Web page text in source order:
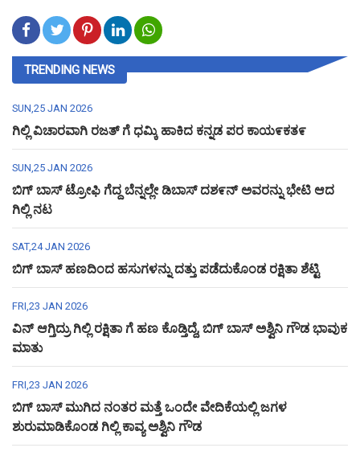
TRENDING NEWS
SUN,25 JAN 2026
ಗಿಲ್ಲಿ ವಿಚಾರವಾಗಿ ರಜತ್ ಗೆ ಧಮ್ಕಿ ಹಾಕಿದ ಕನ್ನಡ ಪರ ಕಾಯ೯ಕತ೯
SUN,25 JAN 2026
ಬಿಗ್ ಬಾಸ್ ಟ್ರೋಫಿ ಗೆದ್ದ ಬೆನ್ನಲ್ಲೇ ಡಿಬಾಸ್ ದಶ೯ನ್ ಅವರನ್ನು ಭೇಟಿ ಆದ
ಗಿಲ್ಲಿ ನಟ
SAT,24 JAN 2026
ಬಿಗ್ ಬಾಸ್ ಹಣದಿಂದ ಹಸುಗಳನ್ನು ದತ್ತು ಪಡೆದುಕೊಂಡ ರಕ್ಷಿತಾ ಶೆಟ್ಟಿ
FRI,23 JAN 2026
ವಿನ್ ಆಗ್ತಿದ್ರು ಗಿಲ್ಲಿ ರಕ್ಷಿತಾ ಗೆ ಹಣ ಕೊಡ್ತಿದ್ದೆ, ಬಿಗ್ ಬಾಸ್ ಅಶ್ವಿನಿ ಗೌಡ ಭಾವುಕ
ಮಾತು
FRI,23 JAN 2026
ಬಿಗ್ ಬಾಸ್ ಮುಗಿದ ನಂತರ ಮತ್ತೆ ಒಂದೇ ವೇದಿಕೆಯಲ್ಲಿ ಜಗಳ
ಶುರುಮಾಡಿಕೊಂಡ ಗಿಲ್ಲಿ ಕಾವ್ಯ ಅಶ್ವಿನಿ ಗೌಡ